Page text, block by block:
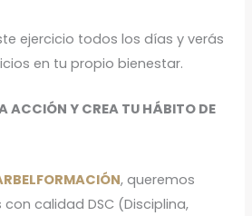
ejercicio todos los días y verás
en tu propio bienestar.
ACCIÓN Y CREA TU HÁBITO DE
, queremos
calidad DSC (Disciplina,